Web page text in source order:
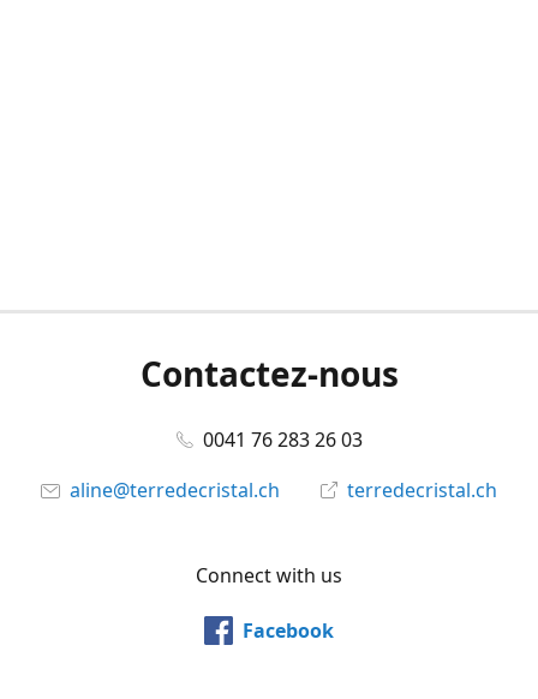
Contactez-nous
0041 76 283 26 03
aline@terredecristal.ch
terredecristal.ch
Connect with us
Facebook